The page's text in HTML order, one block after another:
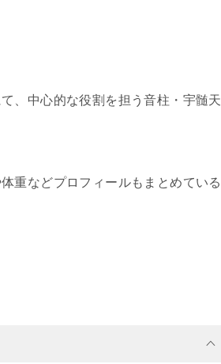
、中心的な役割を担う音柱・宇髄天
重などプロフィールもまとめている